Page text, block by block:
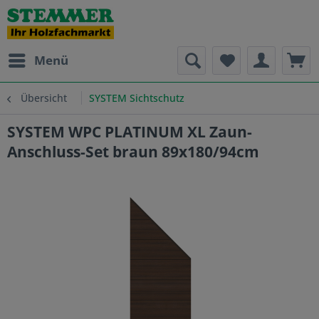
Menü
Übersicht SYSTEM Sichtschutz
SYSTEM WPC PLATINUM XL Zaun-
Anschluss-Set braun 89x180/94cm